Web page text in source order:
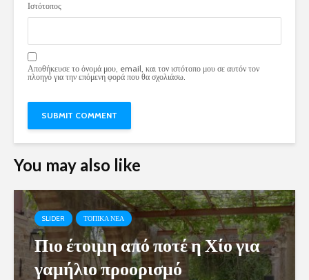
Ιστότοπος
Αποθήκευσε το όνομά μου, email, και τον ιστότοπο μου σε αυτόν τον
πλοηγό για την επόμενη φορά που θα σχολιάσω.
You may also like
SLIDER ΤΟΠΙΚΑ ΝΕΑ
Πιο έτοιμη από ποτέ η Χίο για
γαμήλιο προορισμό